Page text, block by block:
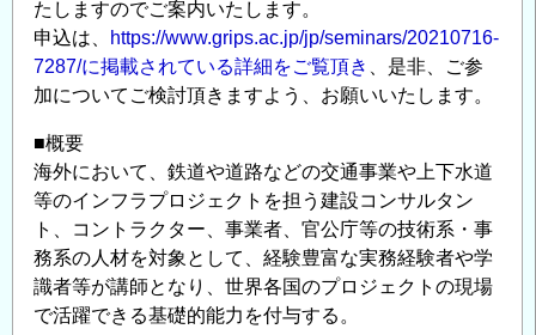
回
研
究
表
会
の
お
知
ら
せ
たしますのでご案内いたします。
申込は、
https://www.grips.ac.jp/jp/seminars/20210716-
7287/に掲載されている詳細をご覧頂き
、是非、ご参
加についてご検討頂きますよう、お願いいたします。
■概要
海外において、鉄道や道路などの交通事業や上下水道
等のインフラプロジェクトを担う建設コンサルタン
ト、コントラクター、事業者、官公庁等の技術系・事
務系の人材を対象として、経験豊富な実務経験者や学
識者等が講師となり、世界各国のプロジェクトの現場
で活躍できる基礎的能力を付与する。